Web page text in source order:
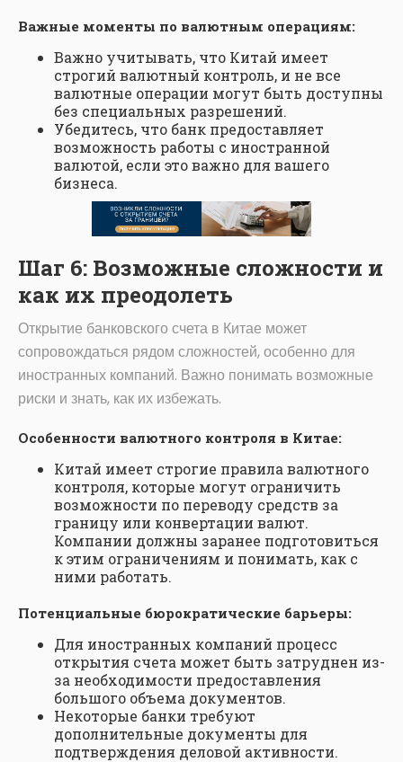
Важные моменты по валютным операциям:
Важно учитывать, что Китай имеет
строгий валютный контроль, и не все
валютные операции могут быть доступны
без специальных разрешений.
Убедитесь, что банк предоставляет
возможность работы с иностранной
валютой, если это важно для вашего
бизнеса.
Шаг 6: Возможные сложности и
как их преодолеть
Открытие банковского счета в Китае может
сопровождаться рядом сложностей, особенно для
иностранных компаний. Важно понимать возможные
риски и знать, как их избежать.
Особенности валютного контроля в Китае:
Китай имеет строгие правила валютного
контроля, которые могут ограничить
возможности по переводу средств за
границу или конвертации валют.
Компании должны заранее подготовиться
к этим ограничениям и понимать, как с
ними работать.
Потенциальные бюрократические барьеры:
Для иностранных компаний процесс
открытия счета может быть затруднен из-
за необходимости предоставления
большого объема документов.
Некоторые банки требуют
дополнительные документы для
подтверждения деловой активности.